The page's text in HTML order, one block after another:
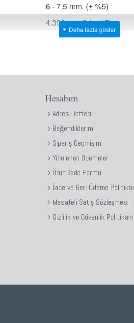
6 - 7,5 mm. (± %5)
4.300 gr/m2 (± %5)
PVC
kutu bazında satılır. Metrekare
temsili resim ve fotoğraflar ile
hatası dışında iade ve değişim
Hesabım
Adres Defteri
Beğendiklerim
Sipariş Geçmişim
Yinelenen Ödemeler
Ürün İade Formu
İade ve Geri Ödeme
Mesafeli Satış Sözleşmesi
Gizlilik ve Güvenlik